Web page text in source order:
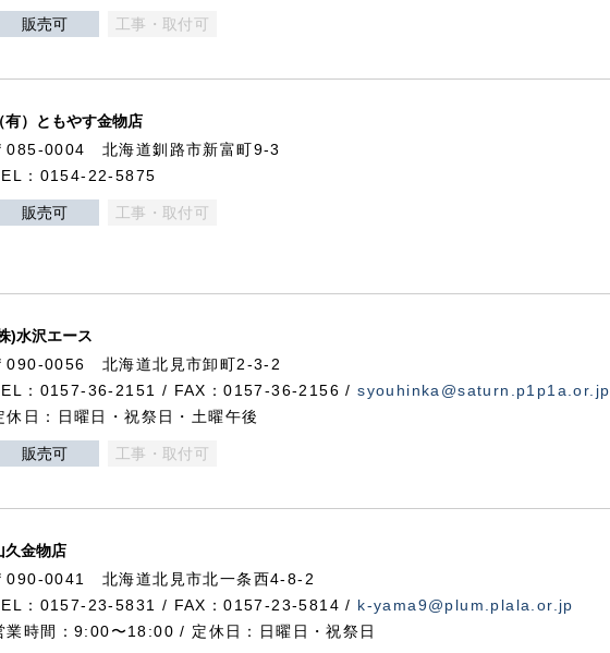
販売可 工事・取付可
有）ともやす金物店
085-0004 北海道釧路市新富町9-3
：0154-22-5875
販売可 工事・取付可
)水沢エース
090-0056 北海道北見市卸町2-3-2
：0157-36-2151 / FAX：0157-36-2156 /syouhinka@saturn.p1p1a.or.jp
休日：日曜日・祝祭日・土曜午後
販売可 工事・取付可
久金物店
090-0041 北海道北見市北一条西4-8-2
：0157-23-5831 / FAX：0157-23-5814 / k-yama9@plum.plala.or.jp
業時間：9:00〜18:00 / 定休日：日曜日・祝祭日